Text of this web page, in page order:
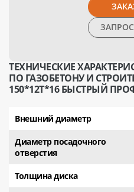
ТЕХНИЧЕСКИЕ
ПО ГАЗОБЕТОНУ И
150*12T*16 БЫСТРЫЙ
Внешний диаметр
Диаметр посадочного
отверстия
Толщина диска